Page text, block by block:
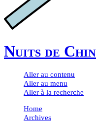
Nuits de
Aller au contenu
Aller au menu
Aller à la recherche
Home
Archives